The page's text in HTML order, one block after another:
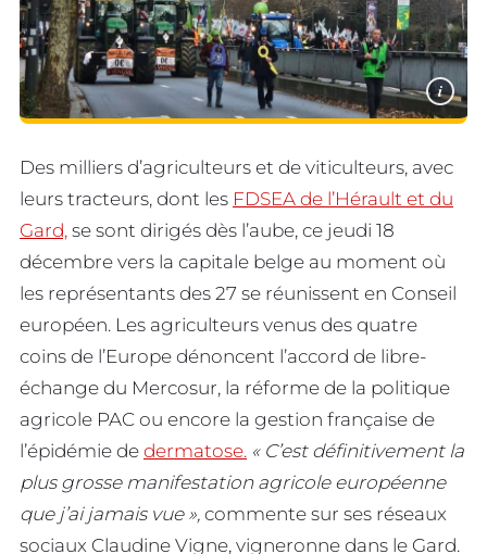
i
Des milliers d’agriculteurs et de viticulteurs, avec
leurs tracteurs, dont les FDSEA de l’Hérault et du
Gard, se sont dirigés dès l’aube, ce jeudi 18
décembre vers la capitale belge au moment où
les représentants des 27 se réunissent en Conseil
européen. Les agriculteurs venus des quatre
coins de l’Europe dénoncent l’accord de libre-
échange du Mercosur, la réforme de la politique
agricole PAC ou encore la gestion française de
l’épidémie de dermatose. « C’est définitivement la
plus grosse manifestation agricole européenne
que j’ai jamais vue », commente sur ses réseaux
sociaux Claudine Vigne, vigneronne dans le Gard.